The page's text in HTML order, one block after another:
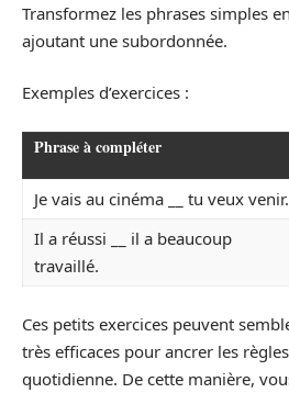
Transformez les phrases simples
ajoutant une subordonnée.
Exemples d’exercices :
Phrase à compléter
Je vais au cinéma __ tu veux venir.
Il a réussi __ il a beaucoup
travaillé.
Ces petits exercices peuvent
très efficaces pour ancrer les
quotidienne. De cette manière,